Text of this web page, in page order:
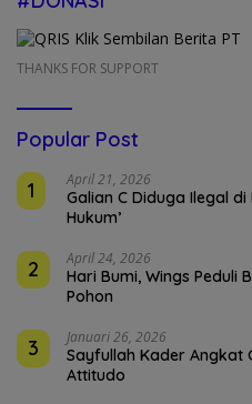
THANKS FOR SUPPORT
Popular Post
1
April 21, 2026
Galian C Diduga Ilegal
Hukum’
2 April 24, 2026
Hari Bumi, Wings Peduli
Pohon
3 Januari 26, 2026
Sayfullah Kader Angkat
Attitudo